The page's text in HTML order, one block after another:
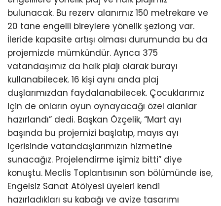
bulunacak. Bu rezerv alanımız 150 metrekare ve
20 tane engelli bireylere yönelik şezlong var.
İleride kapasite artışı olması durumunda bu da
projemizde mümkündür. Ayrıca 375
vatandaşımız da halk plajı olarak burayı
kullanabilecek. 16 kişi aynı anda plaj
duşlarımızdan faydalanabilecek. Çocuklarımız
için de onların oyun oynayacağı özel alanlar
hazırlandı” dedi. Başkan Özçelik, “Mart ayı
başında bu projemizi başlatıp, mayıs ayı
içerisinde vatandaşlarımızın hizmetine
sunacağız. Projelendirme işimiz bitti” diye
konuştu. Meclis Toplantısının son bölümünde ise,
Engelsiz Sanat Atölyesi üyeleri kendi
hazırladıkları su kabağı ve avize tasarımı